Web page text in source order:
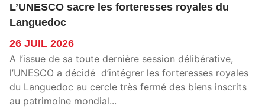
L’UNESCO sacre les forteresses royales du
Languedoc
26 JUIL 2026
A l’issue de sa toute dernière session délibérative,
l’UNESCO a décidé d’intégrer les forteresses royales
du Languedoc au cercle très fermé des biens inscrits
au patrimoine mondial...